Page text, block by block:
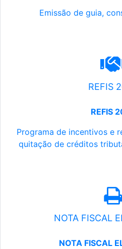
Emissão de guia,
REFIS
REFIS
Programa de incentivos e
quitação de créditos
NOTA FISCAL
NOTA FISCAL